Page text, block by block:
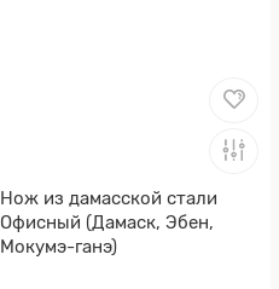
Нож из дамасской стали
Офисный (Дамаск, Эбен,
Мокумэ-ганэ)